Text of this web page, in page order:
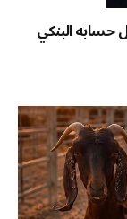
البنكي